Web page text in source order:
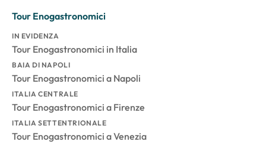
Tour Enogastronomici
IN EVIDENZA
Tour Enogastronomici in Italia
BAIA DI NAPOLI
Tour Enogastronomici a Napoli
ITALIA CENTRALE
Tour Enogastronomici a Firenze
ITALIA SETTENTRIONALE
Tour Enogastronomici a Venezia